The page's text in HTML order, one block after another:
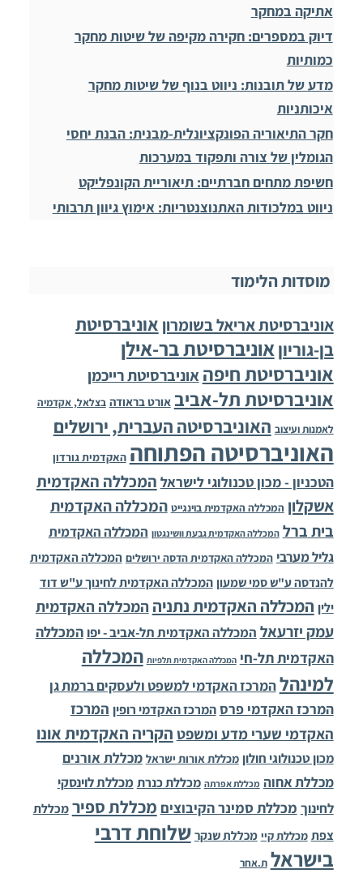
אתיקה במחקר
דיוק במספרים: חקירה מקיפה של שיטות מחקר
כמותיות
מדע של תובנות: ניווט בנוף של שיטות מחקר
איכותניות
חקר התיאוריה הפונקציונלית-מבנית: הבנת יחסי
הגומלין של צורה ותפקוד במערכות
חשיפת מתחים חברתיים: תיאוריית הקונפליקט
ניווט במלכודות האתנוצנטריות: אימוץ גיוון תרבותי
מוסדות הלימוד
אוניברסיטת אריאל בשומרון אוניברסיטת
בן-גוריוןאוניברסיטת בר-אילן
אוניברסיטת חיפה אוניברסיטת רייכמן
אוניברסיטת תל-אביב אורט בראודה בצלאל, אקדמיה
לאמנות ועיצוב האוניברסיטה העברית, ירושלים
האוניברסיטה הפתוחה האקדמית גורדון
הטכניון - מכון טכנולוגי לישראל המכללה האקדמית
אשקלון המכללה האקדמית בוינגייט המכללה האקדמית
בית ברל המכללה האקדמית גבעת וושינגטון המכללה האקדמית
גליל מערבי המכללה האקדמית הדסה ירושלים המכללה האקדמית
להנדסה ע"ש סמי שמעון המכללה האקדמית לחינוך ע"ש דוד
ילין המכללה האקדמית נתניה המכללה האקדמית
עמק יזרעאל המכללה האקדמית תל-אביב - יפו המכללה
האקדמית תל-חי המכללה האקדמית תלפיות המכללה
למינהלהמרכז האקדמי למשפט ולעסקים ברמת גן
המרכז האקדמי פרס המרכז האקדמי רופין המרכז
האקדמי שערי מדע ומשפט הקריה האקדמית אונו
מכון טכנולוגי חולון מכללת אורות ישראל מכללת אורנים
מכללת אחוה מכללת אפרתה מכללת כנרת מכללת לוינסקי
לחינוך מכללת סמינר הקיבוצים מכללת ספיר מכללת
צפת מכללת קיי מכללת שנקר שלוחת דרבי
בישראל ת.אחר